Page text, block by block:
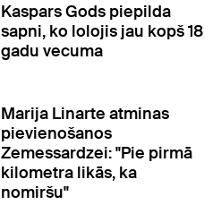
Kaspars Gods piepilda
sapni, ko lolojis jau kopš 18
gadu vecuma
Marija Linarte atminas
pievienošanos
Zemessardzei: "Pie pirmā
kilometra likās, ka
nomiršu"